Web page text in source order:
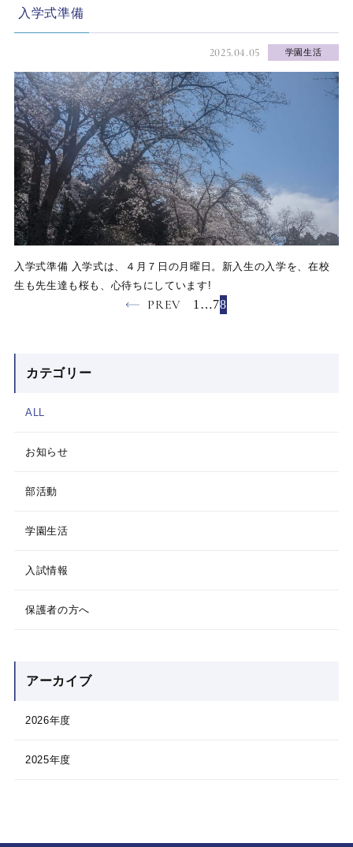
入学式準備
2025.04.05 学園生活
入学式準備 入学式は、４月７日の月曜日。新入生の入学を、在校
生も先生達も桜も、心待ちにしています!
PREV 1 …78
カテゴリー
ALL
お知らせ
部活動
学園生活
入試情報
保護者の方へ
アーカイブ
2026年度
2025年度